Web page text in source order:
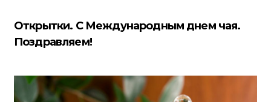
Открытки. С Международным днем чая.
Поздравляем!